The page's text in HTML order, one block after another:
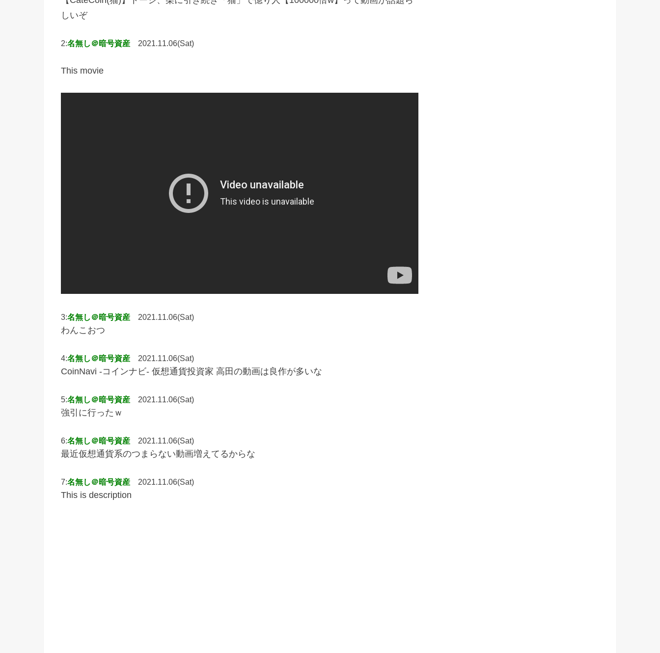
しいぞ
2:名無し＠暗号資産 2021.11.06(Sat)
This movie
3:名無し＠暗号資産 2021.11.06(Sat)
わんこおつ
4:名無し＠暗号資産 2021.11.06(Sat)
CoinNavi -コインナビ- 仮想通貨投資家 高田の動画は良作が多いな
5:名無し＠暗号資産 2021.11.06(Sat)
強引に行ったｗ
6:名無し＠暗号資産 2021.11.06(Sat)
最近仮想通貨系のつまらない動画増えてるからな
7:名無し＠暗号資産 2021.11.06(Sat)
This is description